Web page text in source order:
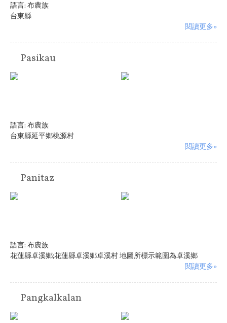
語言: 布農族
台東縣
閱讀更多»
Pasikau
語言: 布農族
台東縣延平鄉桃源村
閱讀更多»
Panitaz
語言: 布農族
花蓮縣卓溪鄉;花蓮縣卓溪鄉卓溪村 地圖所標示範圍為卓溪鄉
閱讀更多»
Pangkalkalan